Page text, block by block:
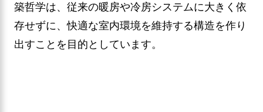
築哲学は、従来の暖房や冷房システムに大きく依
存せずに、快適な室内環境を維持する構造を作り
出すことを目的としています。